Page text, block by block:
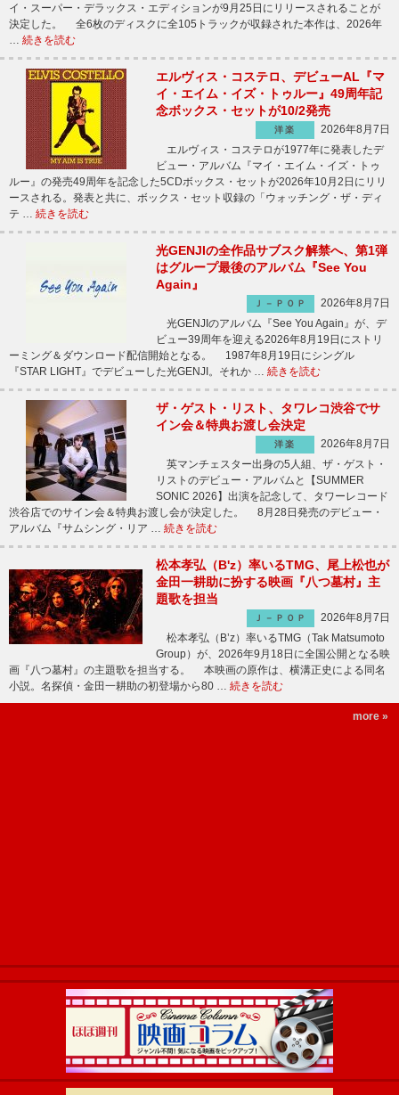
イ・スーパー・デラックス・エディションが9月25日にリリースされることが
決定した。 全6枚のディスクに全105トラックが収録された本作は、2026年
… 続きを読む
エルヴィス・コステロ、デビューAL『マ
イ・エイム・イズ・トゥルー』49周年記
念ボックス・セットが10/2発売
洋楽
2026年8月7日
エルヴィス・コステロが1977年に発表したデ
ビュー・アルバム『マイ・エイム・イズ・トゥ
ルー』の発売49周年を記念した5CDボックス・セットが2026年10月2日にリリ
ースされる。発表と共に、ボックス・セット収録の「ウォッチング・ザ・ディ
テ … 続きを読む
光GENJIの全作品サブスク解禁へ、第1弾
はグループ最後のアルバム『See You
Again』
Ｊ－ＰＯＰ
2026年8月7日
光GENJIのアルバム『See You Again』が、デ
ビュー39周年を迎える2026年8月19日にストリ
ーミング＆ダウンロード配信開始となる。 1987年8月19日にシングル
『STAR LIGHT』でデビューした光GENJI。それか … 続きを読む
ザ・ゲスト・リスト、タワレコ渋谷でサ
イン会＆特典お渡し会決定
洋楽
2026年8月7日
英マンチェスター出身の5人組、ザ・ゲスト・
リストのデビュー・アルバムと【SUMMER
SONIC 2026】出演を記念して、タワーレコード
渋谷店でのサイン会＆特典お渡し会が決定した。 8月28日発売のデビュー・
アルバム『サムシング・リア … 続きを読む
松本孝弘（B'z）率いるTMG、尾上松也が
金田一耕助に扮する映画『八つ墓村』主
題歌を担当
Ｊ－ＰＯＰ
2026年8月7日
松本孝弘（B’z）率いるTMG（Tak Matsumoto
Group）が、2026年9月18日に全国公開となる映
画『八つ墓村』の主題歌を担当する。 本映画の原作は、横溝正史による同名
小説。名探偵・金田一耕助の初登場から80 … 続きを読む
more »